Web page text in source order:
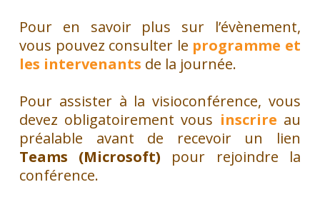
Pour en savoir plus sur l’évènement,
vous pouvez consulter le programme et
les intervenants de la journée.
Pour assister à la visioconférence, vous
devez obligatoirement vous inscrire au
préalable avant de recevoir un lien
Teams (Microsoft) pour rejoindre la
conférence.